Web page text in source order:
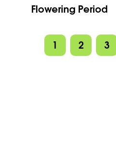
Flowering Period
1 2 3